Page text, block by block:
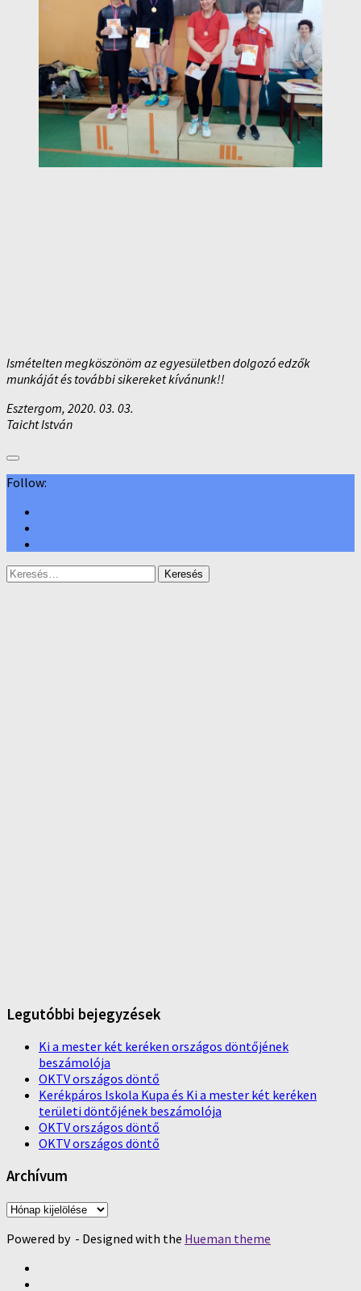
Ismételten megköszönöm az egyesületben dolgozó edzők
munkáját és további sikereket kívánunk!!
Esztergom, 2020. 03. 03.
Taicht István
Follow:
Keresés:
Legutóbbi bejegyzések
Ki a mester két keréken országos döntőjének
beszámolója
OKTV országos döntő
Kerékpáros Iskola Kupa és Ki a mester két keréken
területi döntőjének beszámolója
OKTV országos döntő
OKTV országos döntő
Archívum
Archívum
Powered by - Designed with the Hueman theme